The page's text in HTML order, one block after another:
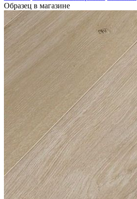
Образец в магазине